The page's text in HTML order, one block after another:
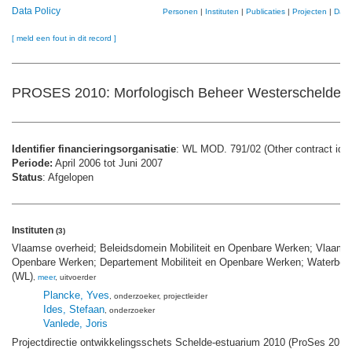
Data Policy Personen | Instituten | Publicaties | Projecten |
[ meld een fout in dit record ]
PROSES 2010: Morfologisch Beheer Westerschelde
Identifier financieringsorganisatie: WL MOD. 791/02 (Other contract id)
Periode: April 2006 tot Juni 2007
Status: Afgelopen
Instituten (3)
Vlaamse overheid; Beleidsdomein Mobiliteit en Openbare Werken;
Openbare Werken; Departement Mobiliteit en Openbare Werken;
(WL) meer, uitvoerder
Plancke, Yves , onderzoeker, projectleider
Ides, Stefaan , onderzoeker
Vanlede, Joris
Projectdirectie ontwikkelingsschets Schelde-estuarium 2010 (ProSes